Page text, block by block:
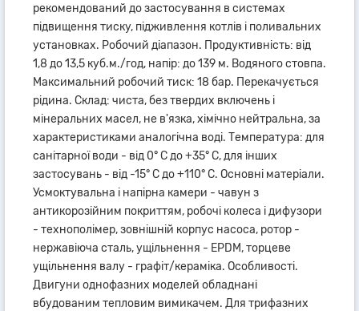
рекомендований до застосування в системах
підвищення тиску, підживлення котлів і поливальних
установках. Робочий діапазон. Продуктивність: від
1,8 до 13,5 куб.м./год, напір: до 139 м. Водяного стовпа.
Максимальний робочий тиск: 18 бар. Перекачується
рідина. Склад: чиста, без твердих включень і
мінеральних масел, не в'язка, хімічно нейтральна, за
характеристиками аналогічна воді. Температура: для
санітарної води - від 0° С до +35° С, для інших
застосувань - від -15° С до +110° С. Основні матеріали.
Усмоктувальна і напірна камери - чавун з
антикорозійним покриттям, робочі колеса і дифузори
- технополімер, зовнішній корпус насоса, ротор -
нержавіюча сталь, ущільнення - EPDM, торцеве
ущільнення валу - графіт/кераміка. Особливості.
Двигуни однофазних моделей обладнані
вбудованим тепловим вимикачем. Для трифазних